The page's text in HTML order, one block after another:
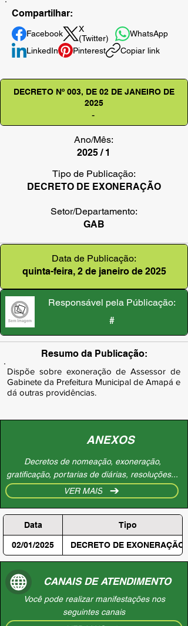
Compartilhar:
Facebook
X
(Twitter)
WhatsApp
LinkedIn
Pinterest Copiar link
DECRETO Nº 003, DE 02 DE JANEIRO DE
2025
-
Ano/Mês:
2025 / 1
Tipo de Publicação:
DECRETO DE EXONERAÇÃO
Setor/Departamento:
GAB
Data de Publicação:
quinta-feira, 2 de janeiro de 2025
Responsável pela Públicação:
#
Resumo da Publicação:
Dispõe sobre exoneração de Assessor de
Gabinete da Prefeitura Municipal de Amapá e
dá outras providências.
ANEXOS
Decretos de nomeação, exoneração,
gratificação, portarias de diárias, resoluções...
VER MAIS
Data Tipo
02/01/2025 DECRETO DE EXONERAÇÃO
CANAIS DE ATENDIMENTO
Você pode realizar manifestações nos
seguintes canais